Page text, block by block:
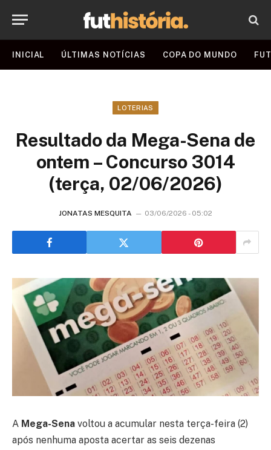
INICIAL ÚLTIMAS NOTÍCIAS COPA DO MUNDO
LOTERIAS
Resultado da Mega-Sena de
ontem – Concurso 3014
(terça, 02/06/2026)
JONATAS MESQUITA 03/06/2026 - 05:02
A Mega-Sena voltou a acumular nesta terça-feira (2)
após nenhuma aposta acertar as seis dezenas